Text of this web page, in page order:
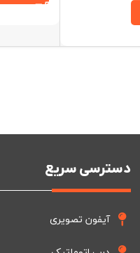
دسترسی سریع
آیفون تصویری